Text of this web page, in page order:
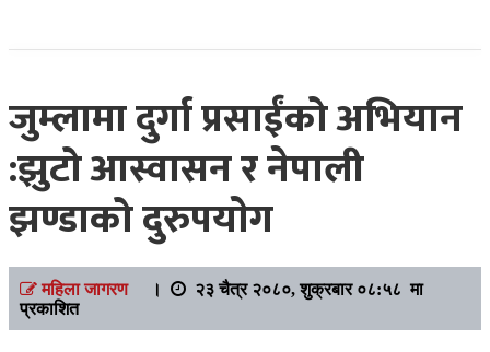
Mahilajagaran
जुम्लामा दुर्गा प्रसाईंको अभियान
:झुटो आस्वासन र नेपाली
झण्डाको दुरुपयाेग
महिला जागरण।
२३ चैत्र २०८०, शुक्रबार ०८:५८ मा
प्रकाशित